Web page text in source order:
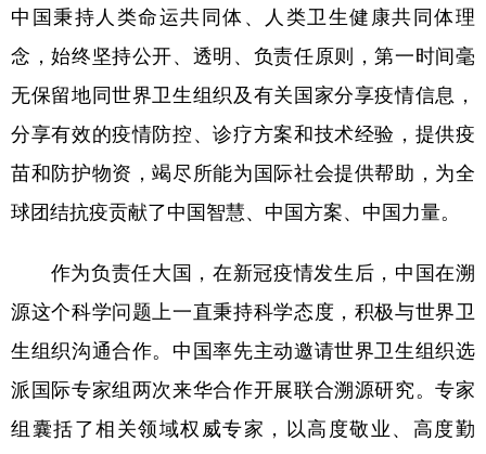
中国秉持人类命运共同体、人类卫生健康共同体理
念，始终坚持公开、透明、负责任原则，第一时间毫
无保留地同世界卫生组织及有关国家分享疫情信息，
分享有效的疫情防控、诊疗方案和技术经验，提供疫
苗和防护物资，竭尽所能为国际社会提供帮助，为全
球团结抗疫贡献了中国智慧、中国方案、中国力量。
作为负责任大国，在新冠疫情发生后，中国在溯
源这个科学问题上一直秉持科学态度，积极与世界卫
生组织沟通合作。中国率先主动邀请世界卫生组织选
派国际专家组两次来华合作开展联合溯源研究。专家
组囊括了相关领域权威专家，以高度敬业、高度勤